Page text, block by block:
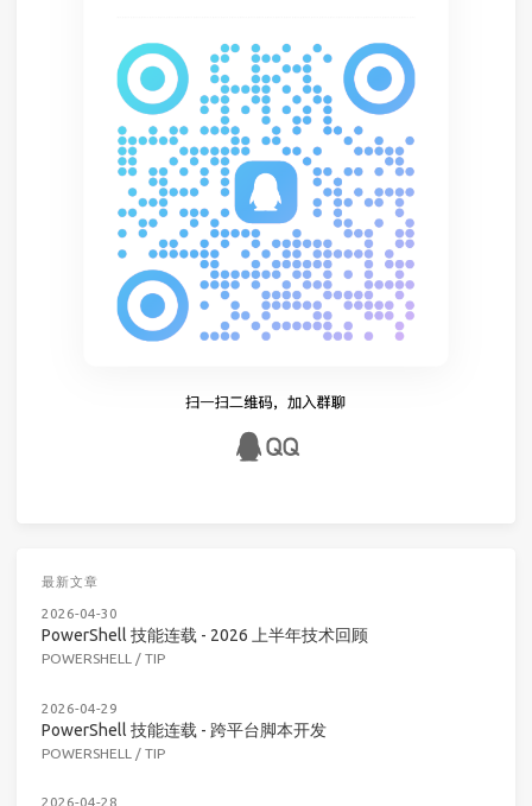
最新文章
2026-04-30
PowerShell 技能连载 - 2026 上半年技术回顾
POWERSHELL / TIP
2026-04-29
PowerShell 技能连载 - 跨平台脚本开发
POWERSHELL / TIP
2026-04-28